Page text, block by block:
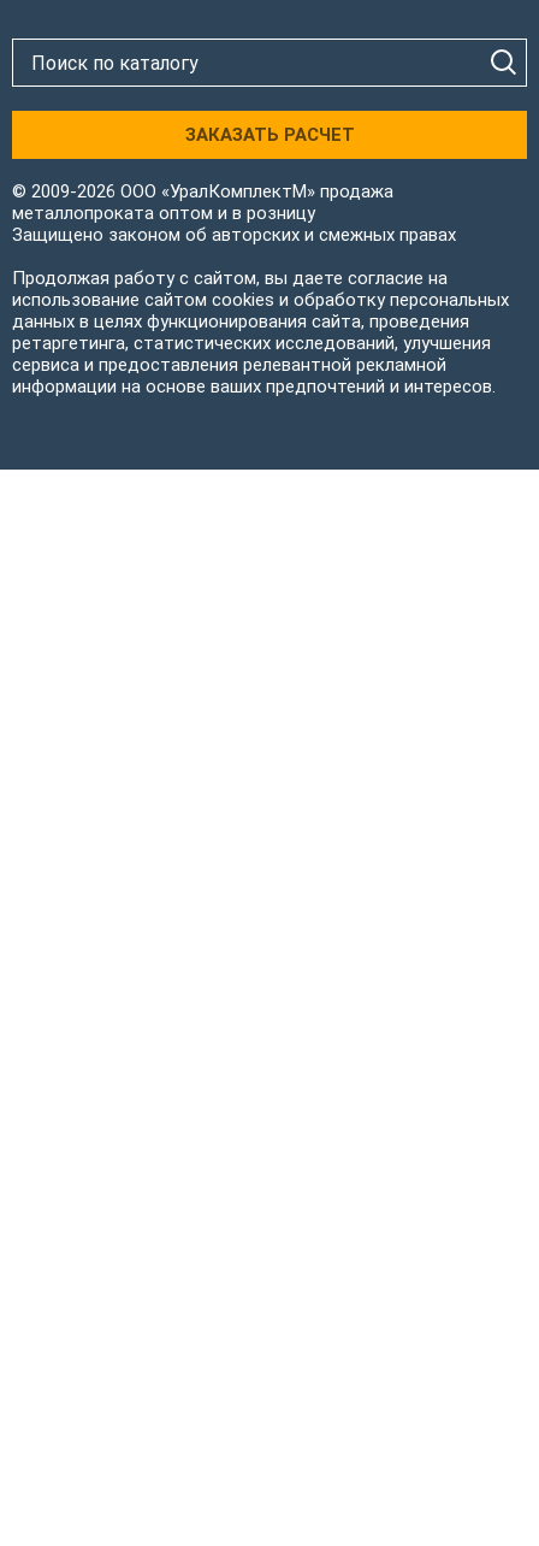
ЗАКАЗАТЬ РАСЧЕТ
© 2009-2026 ООО «УралКомплектМ» продажа
металлопроката оптом и в розницу
Защищено законом об авторских и смежных правах
Продолжая работу с сайтом, вы даете согласие на
использование сайтом cookies и обработку персональных
данных в целях функционирования сайта, проведения
ретаргетинга, статистических исследований, улучшения
сервиса и предоставления релевантной рекламной
информации на основе ваших предпочтений и интересов.